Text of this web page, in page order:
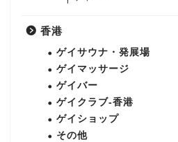
香港
ゲイサウナ・発展場
ゲイマッサージ
ゲイバー
ゲイクラブ-香港
ゲイショップ
その他